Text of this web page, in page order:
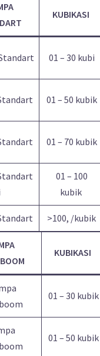
KUBIKASI
01 – 30 kubi
01 – 50 kubik
01 – 70 kubik
01 – 100
kubik
>100, /kubik
KUBIKASI
01 – 30 kubik
01 – 50 kubik